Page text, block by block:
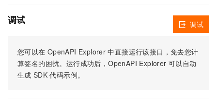
调试
您可以在 OpenAPI Explorer 中直接运行该接口，免去您计
算签名的困扰。运行成功后，OpenAPI Explorer 可以自动
生成 SDK 代码示例。
调试